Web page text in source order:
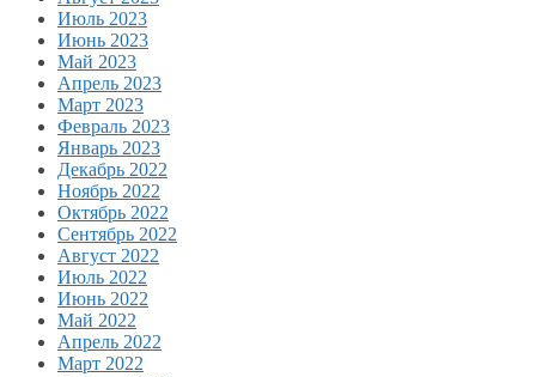
Июль 2023
Июнь 2023
Май 2023
Апрель 2023
Март 2023
Февраль 2023
Январь 2023
Декабрь 2022
Ноябрь 2022
Октябрь 2022
Сентябрь 2022
Август 2022
Июль 2022
Июнь 2022
Май 2022
Апрель 2022
Март 2022